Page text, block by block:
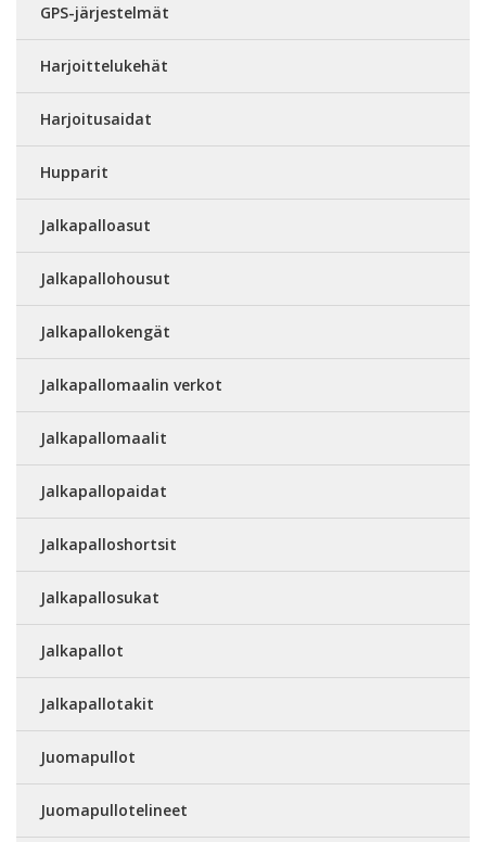
GPS-järjestelmät
Harjoittelukehät
Harjoitusaidat
Hupparit
Jalkapalloasut
Jalkapallohousut
Jalkapallokengät
Jalkapallomaalin verkot
Jalkapallomaalit
Jalkapallopaidat
Jalkapalloshortsit
Jalkapallosukat
Jalkapallot
Jalkapallotakit
Juomapullot
Juomapullotelineet